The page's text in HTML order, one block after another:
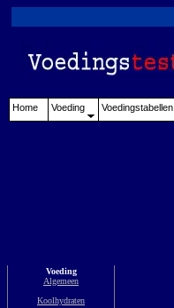
Voeding
Algemeen
Koolhydraten
Home Voeding Voedingstabellen